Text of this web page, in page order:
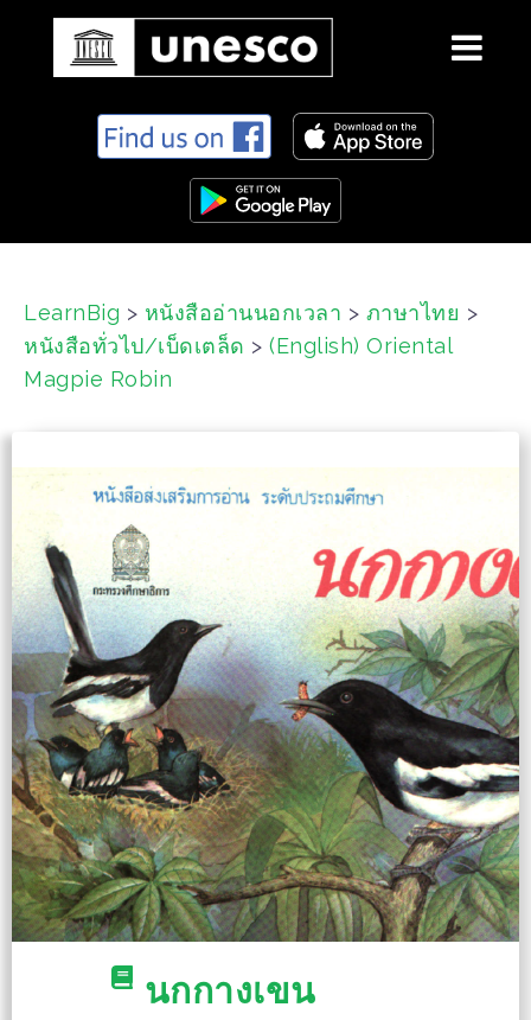
n
LearnBig > หนังสืออ่านนอกเวลา > ภาษาไทย >
หนังสือทั่วไป/เบ็ดเตล็ด > (English) Oriental
Magpie Robin
นกกางเขน